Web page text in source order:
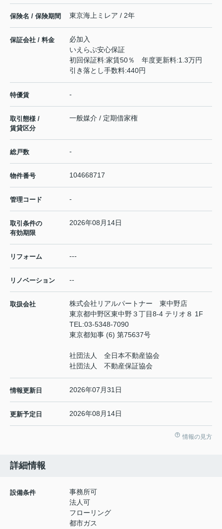
保険名 / 保険期間 東京海上ミレア / 2年
保証会社 / 料金
必加入
いえらぶ安心保証
初回保証料:家賃50％ 年度更新料:1.3万円
引き落とし手数料:440円
特優賃 -
取引態様 /
賃貸区分
一般媒介 / 定期借家権
総戸数 -
物件番号 104668717
管理コード -
取引条件の
有効期限
2026年08月14日
リフォーム ---
リノベーション --
取扱会社
株式会社リアルパートナー 東中野店
東京都中野区東中野３丁目8-4 テリオ８ 1F
TEL:03-5348-7090
東京都知事 (6) 第75637号
社団法人 全日本不動産協会
社団法人 不動産保証協会
情報更新日 2026年07月31日
更新予定日 2026年08月14日
情報の見方
詳細情報
設備条件
事務所可
法人可
フローリング
都市ガス